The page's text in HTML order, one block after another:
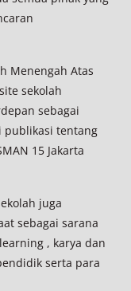
Menengah Atas
sekolah
sebagai
publikasi tentang
15 Jakarta
juga
sebagai sarana
, karya dan
serta para